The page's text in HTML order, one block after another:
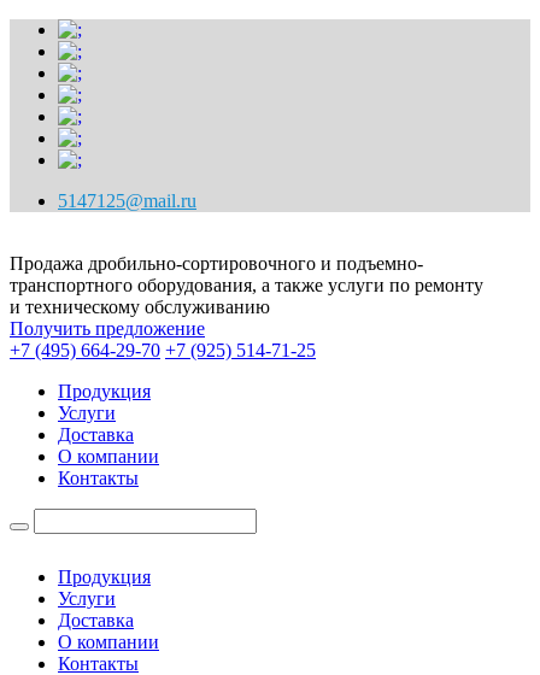
5147125@mail.ru
Продажа дробильно-сортировочного и подъемно-
транспортного оборудования, а также услуги по ремонту
и техническому обслуживанию
Получить предложение
+7 (495) 664-29-70 +7 (925) 514-71-25
Продукция
Услуги
Доставка
О компании
Контакты
Продукция
Услуги
Доставка
О компании
Контакты